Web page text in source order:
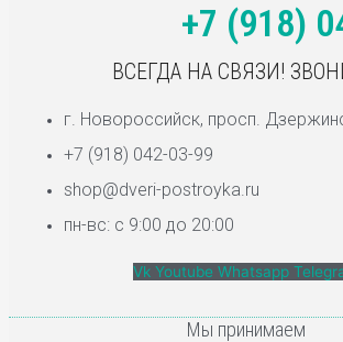
+7 (918)
ВСЕГДА НА СВЯЗИ!
г. Новороссийск, просп.
+7 (918) 042-03-99
shop@dveri-postroyka.ru
пн-вс: с 9:00 до 20:00
Vk Youtube Whatsapp
Мы принимаем